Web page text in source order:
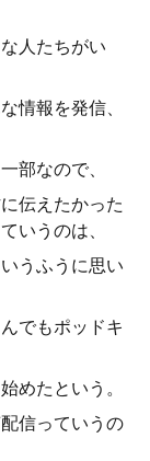
人たちがい
情報を発信、
部なので、
伝えたかった
いうのは、
うふうに思い
でもポッドキ
めたという。
信っていうの